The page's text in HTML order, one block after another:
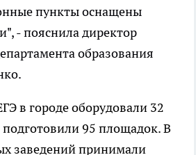
пункты оснащены
- пояснила директор
образования
в городе оборудовали 32
95 площадок. В
заведений принимали